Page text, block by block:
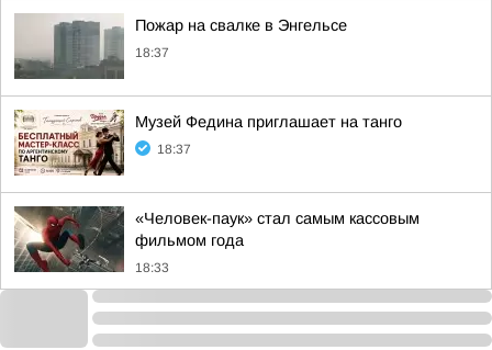
Пожар на свалке в Энгельсе
18:37
Музей Федина приглашает на танго
18:37
«Человек-паук» стал самым кассовым
фильмом года
18:33